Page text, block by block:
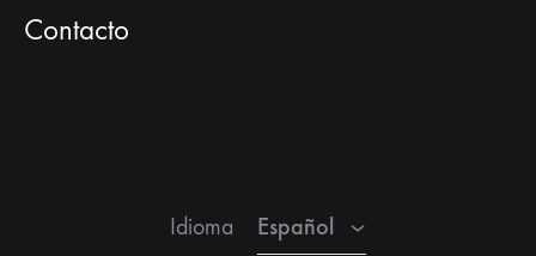
Contacto
Idioma Español